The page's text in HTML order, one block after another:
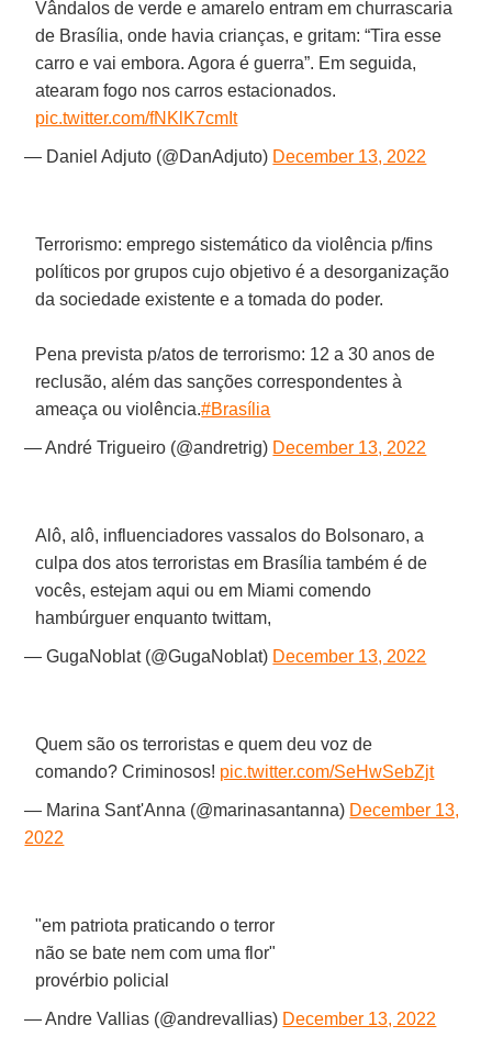
Vândalos de verde e amarelo entram em churrascaria
de Brasília, onde havia crianças, e gritam: “Tira esse
carro e vai embora. Agora é guerra”. Em seguida,
atearam fogo nos carros estacionados.
pic.twitter.com/fNKlK7cmIt
— Daniel Adjuto (@DanAdjuto) December 13, 2022
Terrorismo: emprego sistemático da violência p/fins
políticos por grupos cujo objetivo é a desorganização
da sociedade existente e a tomada do poder.
Pena prevista p/atos de terrorismo: 12 a 30 anos de
reclusão, além das sanções correspondentes à
ameaça ou violência.#Brasília
— André Trigueiro (@andretrig) December 13, 2022
Alô, alô, influenciadores vassalos do Bolsonaro, a
culpa dos atos terroristas em Brasília também é de
vocês, estejam aqui ou em Miami comendo
hambúrguer enquanto twittam,
— GugaNoblat (@GugaNoblat) December 13, 2022
Quem são os terroristas e quem deu voz de
comando? Criminosos! pic.twitter.com/SeHwSebZjt
— Marina Sant'Anna (@marinasantanna) December 13,
2022
"em patriota praticando o terror
não se bate nem com uma flor"
provérbio policial
— Andre Vallias (@andrevallias) December 13, 2022